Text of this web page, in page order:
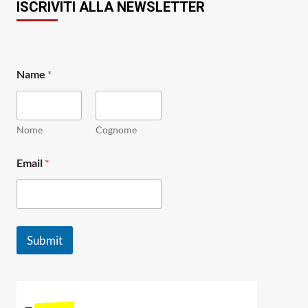
ISCRIVITI ALLA NEWSLETTER
N
a
e
*
Name *
Nome Cognome
Email *
Submit